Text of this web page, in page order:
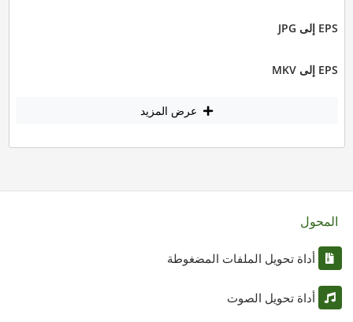
EPS إلى JPG
EPS إلى MKV
عرض المزيد
المحول
أداة تحويل الملفات المضغوطة
أداة تحويل الصوت